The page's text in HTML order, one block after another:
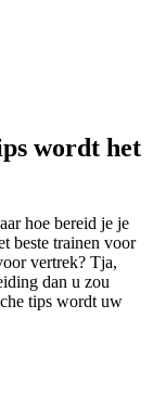
wordt het
hoe bereid je je
beste trainen voor
vertrek? Tja,
dan u zou
tips wordt uw